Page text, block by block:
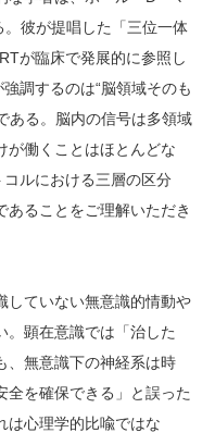
彼が提唱した「三位一体
が臨床で発展的に参照し
調するのは“脳領域そのも
ある。脳内の信号は多領域
が働くことはほとんどな
ルにおける三層の区分
あることをご理解いただき
していない無意識的情動や
。顕在意識では「治した
、無意識下の神経系は時
全を確保できる」と誤った
は心理学的比喩ではな